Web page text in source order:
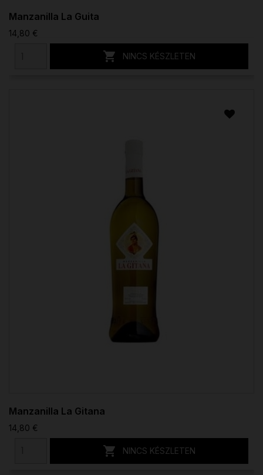
Manzanilla La Guita
14,80 €
 NINCS KÉSZLETEN
Manzanilla La Gitana
14,80 €
 NINCS KÉSZLETEN